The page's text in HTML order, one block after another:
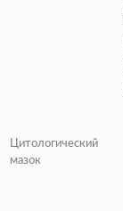
Цитологический
мазок